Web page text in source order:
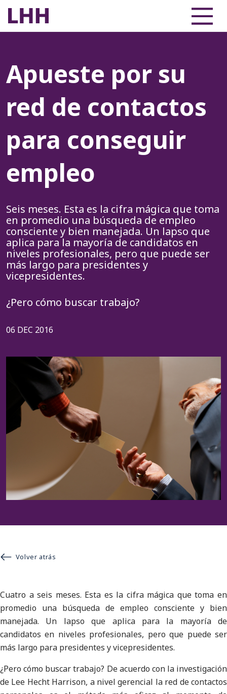
Apueste por su
red de contactos
para conseguir
empleo
Seis meses. Esta es la cifra mágica que toma
en promedio una búsqueda de empleo
consciente y bien manejada. Un lapso que
aplica para la mayoría de candidatos en
niveles profesionales, pero que puede ser
más largo para presidentes y
vicepresidentes.
¿Pero cómo buscar trabajo?
06 DEC 2016
Volver atrás
Cuatro a seis meses. Esta es la cifra mágica que toma en
promedio una búsqueda de empleo consciente y bien
manejada. Un lapso que aplica para la mayoría de
candidatos en niveles profesionales, pero que puede ser
más largo para presidentes y vicepresidentes.
¿Pero cómo buscar trabajo? De acuerdo con la investigación
de Lee Hecht Harrison, a nivel gerencial la red de contactos